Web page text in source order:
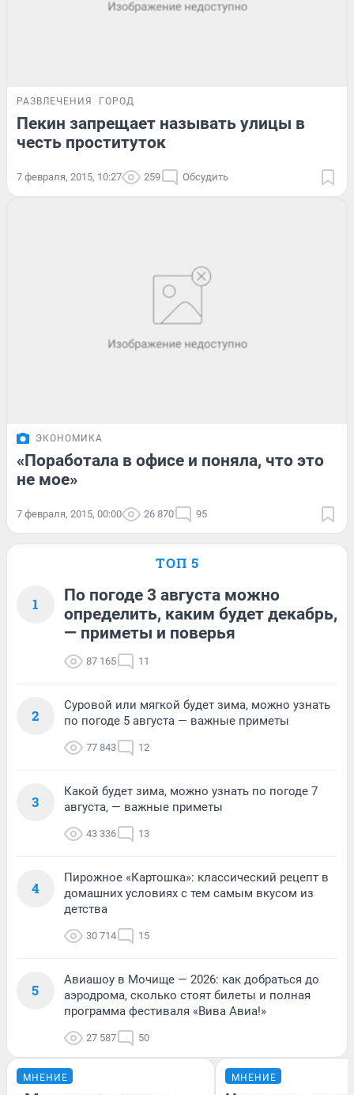
РАЗВЛЕЧЕНИЯ ГОРОД
Пекин запрещает называть улицы в
честь проституток
7 февраля, 2015, 10:27 259 Обсудить
ЭКОНОМИКА
«Поработала в офисе и поняла, что это
не мое»
7 февраля, 2015, 00:00 26 870 95
ТОП 5
1
По погоде 3 августа можно
определить, каким будет декабрь,
— приметы и поверья
87 165 11
2
Суровой или мягкой будет зима, можно узнать
по погоде 5 августа — важные приметы
77 843 12
3
Какой будет зима, можно узнать по погоде 7
августа, — важные приметы
43 336 13
4
Пирожное «Картошка»: классический рецепт в
домашних условиях с тем самым вкусом из
детства
30 714 15
5
Авиашоу в Мочище — 2026: как добраться до
аэродрома, сколько стоят билеты и полная
программа фестиваля «Вива Авиа!»
27 587 50
МНЕНИЕ МНЕНИЕ